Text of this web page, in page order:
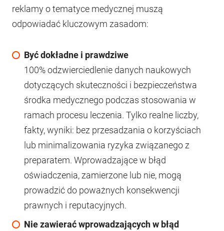
reklamy o tematyce medycznej muszą
odpowiadać kluczowym zasadom:
Być dokładne i prawdziwe
100% odzwierciedlenie danych naukowych
dotyczących skuteczności i bezpieczeństwa
środka medycznego podczas stosowania w
ramach procesu leczenia. Tylko realne liczby,
fakty, wyniki: bez przesadzania o korzyściach
lub minimalizowania ryzyka związanego z
preparatem. Wprowadzające w błąd
oświadczenia, zamierzone lub nie, mogą
prowadzić do poważnych konsekwencji
prawnych i reputacyjnych.
Nie zawierać wprowadzających w błąd